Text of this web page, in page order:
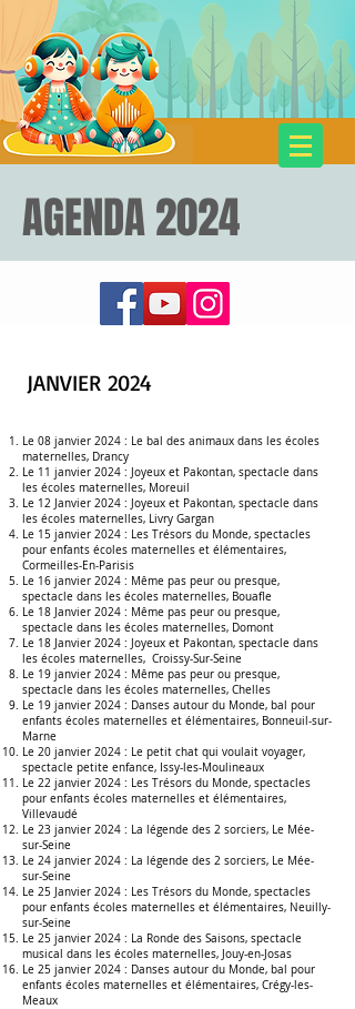
SPECTACLES POUR ENFANTS
AGENDA 2024
JANVIER 2024
Le 08 janvier 2024 : Le bal des animaux dans les écoles
maternelles, Drancy
Le 11 janvier 2024 : Joyeux et Pakontan, spectacle dans
les écoles maternelles, Moreuil
Le 12 Janvier 2024 : Joyeux et Pakontan, spectacle dans
les écoles maternelles, Livry Gargan
Le 15 janvier 2024 : Les Trésors du Monde, spectacles
pour enfants écoles maternelles et élémentaires,
Cormeilles-En-Parisis
Le 16 janvier 2024 : Même pas peur ou presque,
spectacle dans les écoles maternelles, Bouafle
Le 18 Janvier 2024 : Même pas peur ou presque,
spectacle dans les écoles maternelles, Domont
Le 18 Janvier 2024 : Joyeux et Pakontan, spectacle dans
les écoles maternelles, Croissy-Sur-Seine
Le 19 janvier 2024 : Même pas peur ou presque,
spectacle dans les écoles maternelles, Chelles
Le 19 janvier 2024 : Danses autour du Monde, bal pour
enfants écoles maternelles et élémentaires, Bonneuil-sur-
Marne
Le 20 janvier 2024 : Le petit chat qui voulait voyager,
spectacle petite enfance, Issy-les-Moulineaux
Le 22 janvier 2024 : Les Trésors du Monde, spectacles
pour enfants écoles maternelles et élémentaires,
Villevaudé
Le 23 janvier 2024 : La légende des 2 sorciers, Le Mée-
sur-Seine
Le 24 janvier 2024 : La légende des 2 sorciers, Le Mée-
sur-Seine
Le 25 Janvier 2024 : Les Trésors du Monde, spectacles
pour enfants écoles maternelles et élémentaires, Neuilly-
sur-Seine
Le 25 janvier 2024 : La Ronde des Saisons, spectacle
musical dans les écoles maternelles, Jouy-en-Josas
Le 25 janvier 2024 : Danses autour du Monde, bal pour
enfants écoles maternelles et élémentaires, Crégy-les-
Meaux